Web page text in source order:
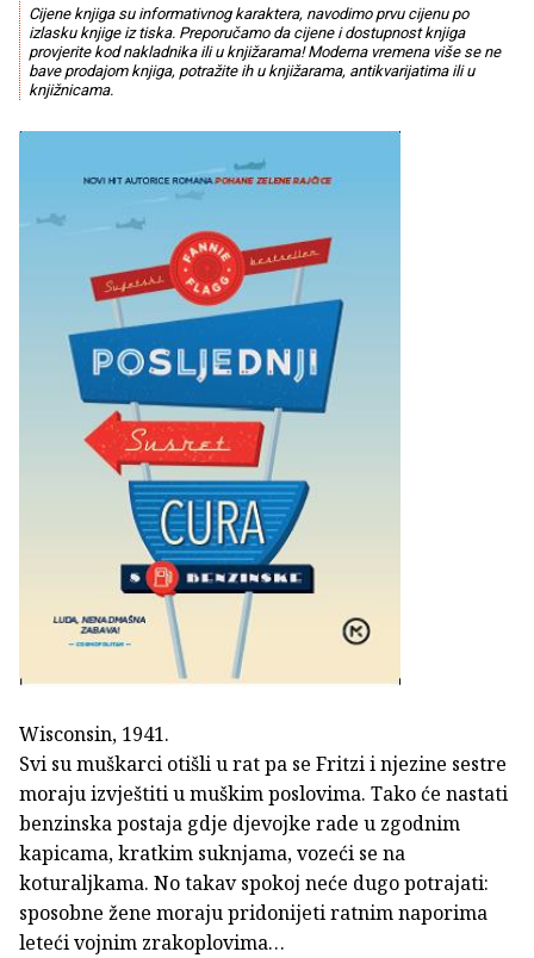
Cijene knjiga su informativnog karaktera, navodimo prvu cijenu po
izlasku knjige iz tiska. Preporučamo da cijene i dostupnost knjiga
provjerite kod nakladnika ili u knjižarama! Moderna vremena više se ne
bave prodajom knjiga, potražite ih u knjižarama, antikvarijatima ili u
knjižnicama.
Wisconsin, 1941.
Svi su muškarci otišli u rat pa se Fritzi i njezine sestre
moraju izvještiti u muškim poslovima. Tako će nastati
benzinska postaja gdje djevojke rade u zgodnim
kapicama, kratkim suknjama, vozeći se na
koturaljkama. No takav spokoj neće dugo potrajati:
sposobne žene moraju pridonijeti ratnim naporima
leteći vojnim zrakoplovima…